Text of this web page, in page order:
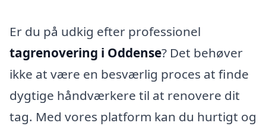
Er du på udkig efter professionel
tagrenovering i Oddense? Det behøver
ikke at være en besværlig proces at finde
dygtige håndværkere til at renovere dit
tag. Med vores platform kan du hurtigt og